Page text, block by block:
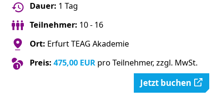
Dauer: 1 Tag
Teilnehmer: 10 - 16
Ort: Erfurt TEAG Akademie
Preis: 475,00 EURpro Teilnehmer, zzgl. MwSt.
Jetzt buchen